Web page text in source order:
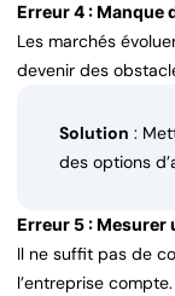
Erreur 4 : Manque
Les marchés
devenir des
Solution :
des options
Erreur 5 : Mesurer
Il ne suffit pas de
l’entreprise compte.